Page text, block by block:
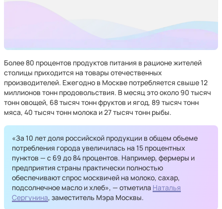
Более 80 процентов продуктов питания в рационе жителей
столицы приходится на товары отечественных
производителей. Ежегодно в Москве потребляется свыше 12
миллионов тонн продовольствия. В месяц это около 90 тысяч
тонн овощей, 68 тысяч тонн фруктов и ягод, 89 тысяч тонн
мяса, 40 тысяч тонн молока и 27 тысяч тонн рыбы.
«За 10 лет доля российской продукции в общем объеме
потребления города увеличилась на 15 процентных
пунктов — с 69 до 84 процентов. Например, фермеры и
предприятия страны практически полностью
обеспечивают спрос москвичей на молоко, сахар,
подсолнечное масло и хлеб», — отметила Наталья
Сергунина, заместитель Мэра Москвы.